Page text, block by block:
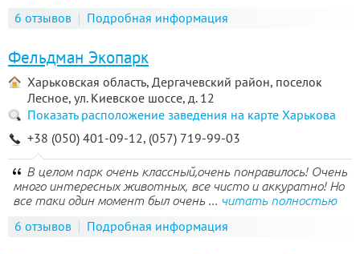
6 отзывов Подробная информация
Фельдман Экопарк
Харьковская область, Дергачевский район, поселок
Лесное, ул. Киевское шоссе, д. 12
Показать расположение заведения на карте Харькова
+38 (050) 401-09-12, (057) 719-99-03
В целом парк очень классный,очень понравилось! Очень
много интересных животных, все чисто и аккуратно! Но
все таки один момент был очень ... читать полностью
6 отзывов Подробная информация